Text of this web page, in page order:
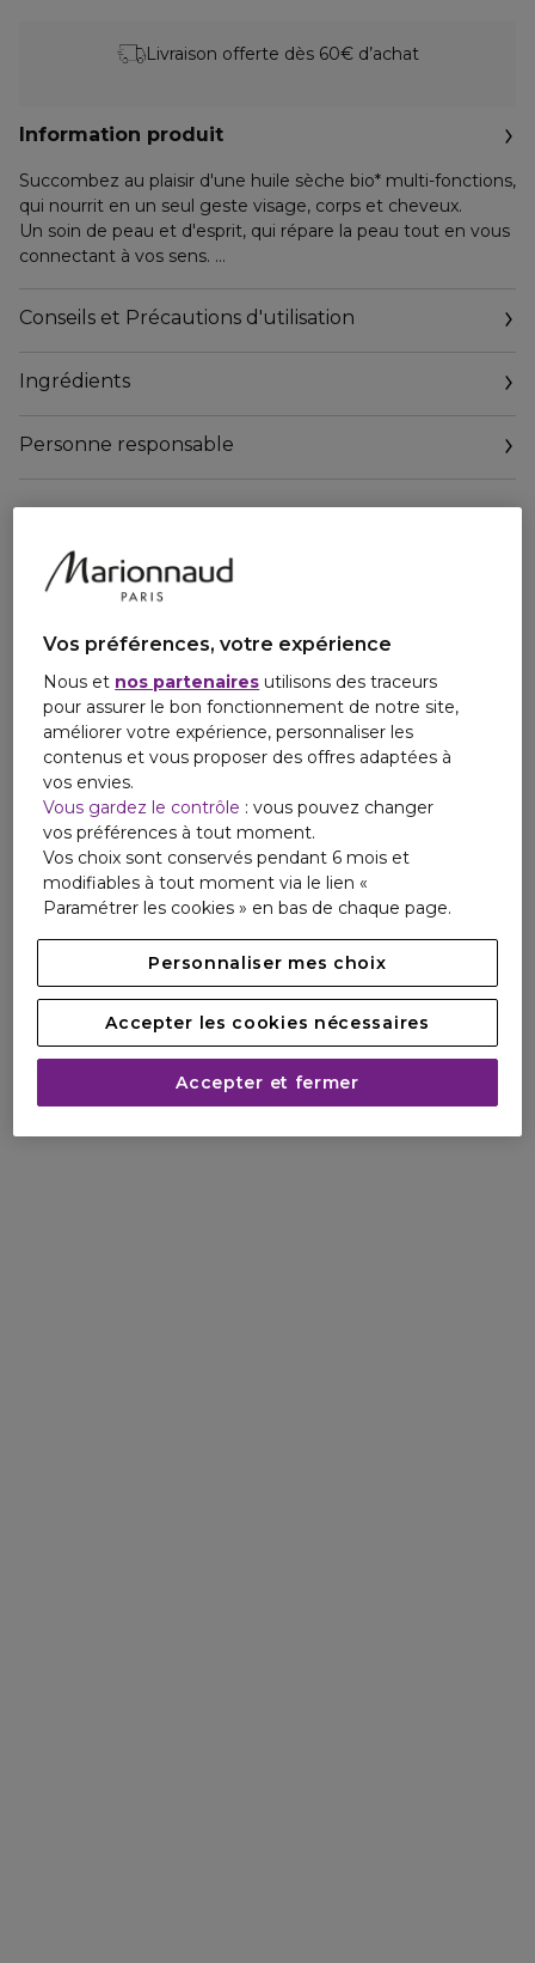
Livraison offerte dès 60€ d’achat
Information produit
Succombez au plaisir d'une huile sèche bio* multi-fonctions,
qui nourrit en un seul geste visage, corps et cheveux.
Un soin de peau et d'esprit, qui répare la peau tout en vous
connectant à vos sens.
Prunes d'Ente bio et Huile de Sésame bio) vous fait
rayonner d'un irrésistible éclat satiné sans fini gras grâce à
apaisantes de Néroli a le don de vous procurer une
France.
- Elle offre une action anti-oxydante prouvée par un test in
- Une action protectrice anti-pollution démontrée par un
test instrumental(1).
- Elle atténue l'apparence des vergetures (scorage effectué
par un dermatologue)(2).
- Les femmes constatent une peau nourrie et sublimée
pour 97% (3), plus lumineuse pour 94%(4).
Leurs cheveux sont nourris, brillants et protégés des
agressions extérieures.
Conseils et Précautions d'utilisation
Ingrédients
Personne responsable
Vos préférences, votre expérience
Nous et nos partenaires utilisons des traceurs
pour assurer le bon fonctionnement de notre site,
améliorer votre expérience, personnaliser les
contenus et vous proposer des offres adaptées à
vos envies.
Vous gardez le contrôle : vous pouvez changer
vos préférences à tout moment.
Vos choix sont conservés pendant 6 mois et
modifiables à tout moment via le lien «
Paramétrer les cookies » en bas de chaque page.
Personnaliser mes choix
Accepter les cookies nécessaires
Accepter et fermer